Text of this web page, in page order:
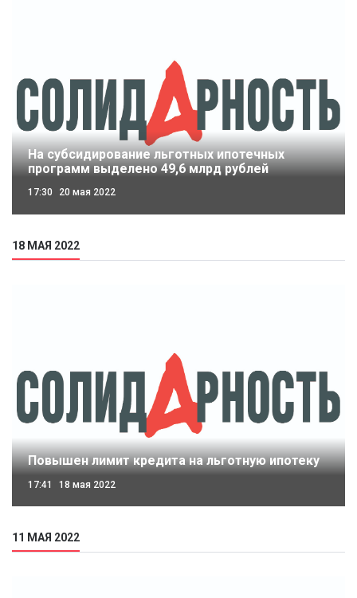
На субсидирование льготных ипотечных
программ выделено 49,6 млрд рублей
17:30 20 мая 2022
18 МАЯ 2022
Повышен лимит кредита на льготную ипотеку
17:41 18 мая 2022
11 МАЯ 2022